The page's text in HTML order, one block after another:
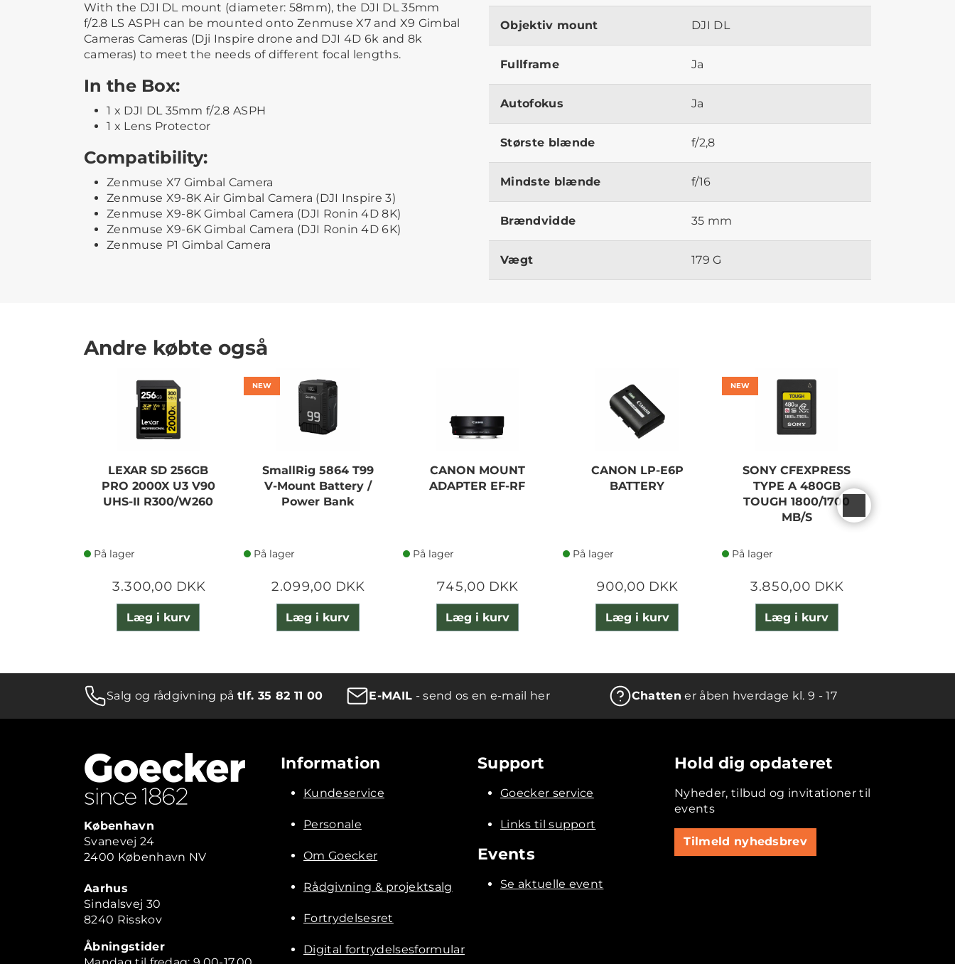
With the DJI DL mount (diameter: 58mm), the DJI DL 35mm
f/2.8 LS ASPH can be mounted onto Zenmuse X7 and X9 Gimbal
Cameras Cameras (Dji Inspire drone and DJI 4D 6k and 8k
cameras) to meet the needs of different focal lengths.
In the Box:
1 x DJI DL 35mm f/2.8 ASPH
1 x Lens Protector
Compatibility:
Zenmuse X7 Gimbal Camera
Zenmuse X9-8K Air Gimbal Camera (DJI Inspire 3)
Zenmuse X9-8K Gimbal Camera (DJI Ronin 4D 8K)
Zenmuse X9-6K Gimbal Camera (DJI Ronin 4D 6K)
Zenmuse P1 Gimbal Camera
Objektiv mount DJI DL
Fullframe Ja
Autofokus Ja
Største blænde f/2,8
Mindste blænde f/16
Brændvidde 35 mm
Vægt 179 G
Andre købte også
LEXAR SD 256GB
PRO 2000X U3 V90
UHS-II R300/W260
På lager
3.300,00 DKK
Læg i kurv
NEW
SmallRig 5864 T99
V-Mount Battery /
Power Bank
På lager
2.099,00 DKK
Læg i kurv
CANON MOUNT
ADAPTER EF-RF
På lager
745,00 DKK
Læg i kurv
CANON LP-E6P
BATTERY
På lager
900,00 DKK
Læg i kurv
NEW
SONY CFEXPRESS
TYPE A 480GB
TOUGH 1800/1700
MB/S
På lager
3.850,00 DKK
Læg i kurv
Salg og rådgivning påtlf. 35 82 11 00 E-MAIL - send os en e-mail her Chatten er åben hverdage kl. 9 - 17
København
Svanevej 24
2400 København NV
Aarhus
Sindalsvej 30
8240 Risskov
Åbningstider
Information
Kundeservice
Personale
Om Goecker
Rådgivning & projektsalg
Fortrydelsesret
Digital fortrydelsesformular
Support
Goecker service
Links til support
Events
Se aktuelle event
Hold dig opdateret
Nyheder, tilbud og invitationer til
events
Tilmeld nyhedsbrev